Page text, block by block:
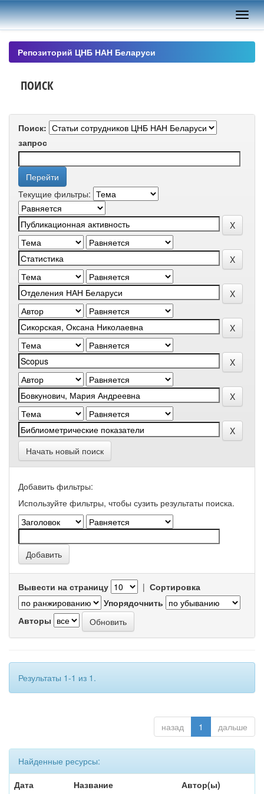
Skip
navigation
Репозиторий ЦНБ НАН Беларуси
ПОИСК
Поиск:
запрос
Текущие фильтры:
Начать новый поиск
Добавить фильтры:
Используйте фильтры, чтобы сузить результаты поиска.
Вывести на страницу | Сортировка
Упорядочнить
Авторы
Результаты 1-1 из 1.
назад 1 дальше
Найденные ресурсы:
Дата
Название Автор(ы)